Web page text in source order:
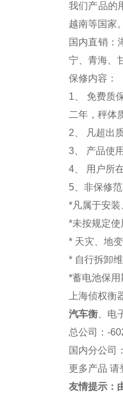
我们产品的
越南等国家
国内直销：
宁、青海、
保修内容：
1 、 免费
二年，秤体
2、 凡超出
3、 产品使
4、 用户所
5、非保修
*凡属于安
*未按规定
* 天灾、地
* 自行拆卸
*蓄电池保用
上海侦权
汽车衡 、
总公司
：-
国内分公司
更多产品 请
友情提示：